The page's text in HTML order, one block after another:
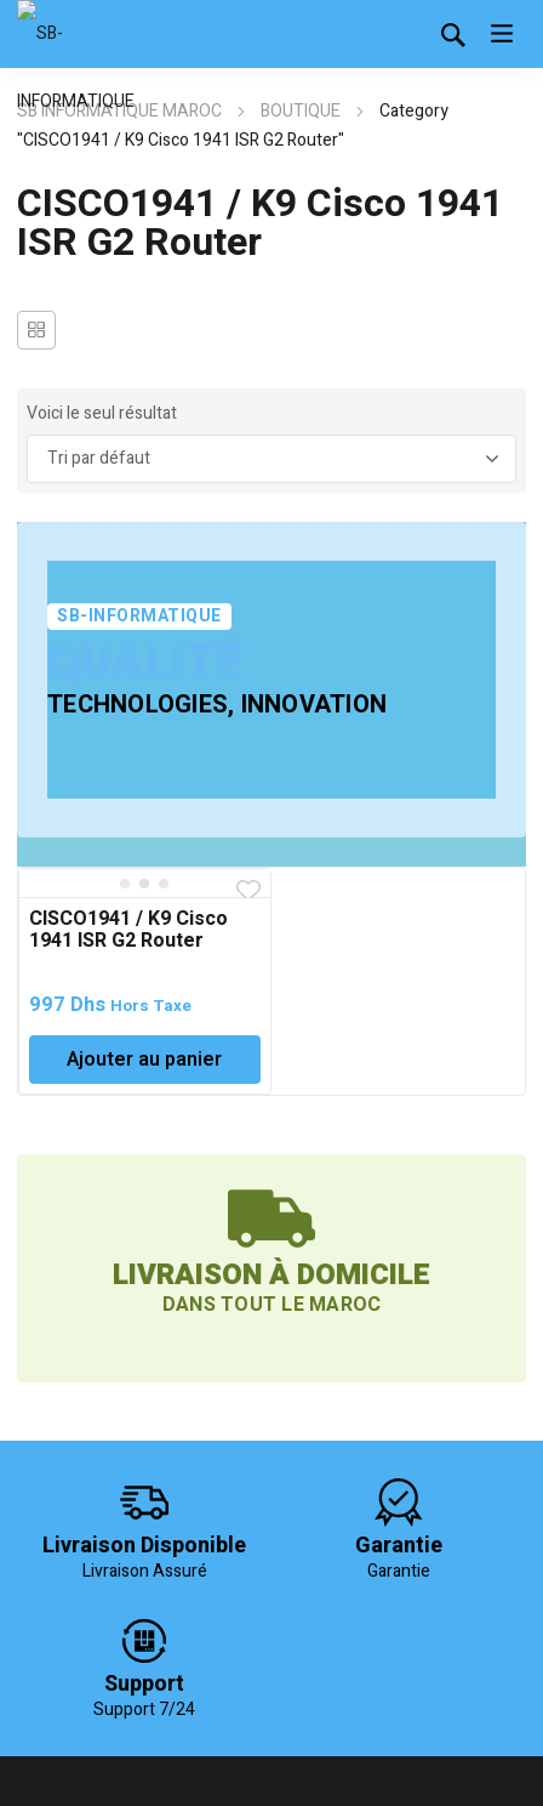
SB INFORMATIQUE MAROC BOUTIQUE
Category
"CISCO1941 / K9 Cisco 1941 ISR G2 Router"
CISCO1941 / K9 Cisco 1941
ISR G2 Router
Voici le seul résultat
SB-INFORMATIQUE
TECHNOLOGIES, INNOVATION
CISCO1941 / K9 Cisco
1941 ISR G2 Router
997 Dhs Hors Taxe
Ajouter au panier
LIVRAISON À DOMICILE
DANS TOUT LE MAROC
Livraison Disponible
Livraison Assuré
Garantie
Garantie
Support
Support 7/24